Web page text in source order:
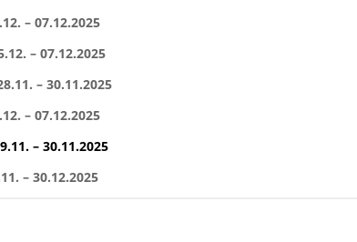
– 07.12.2025
– 07.12.2025
– 30.11.2025
– 07.12.2025
– 30.11.2025
– 30.12.2025